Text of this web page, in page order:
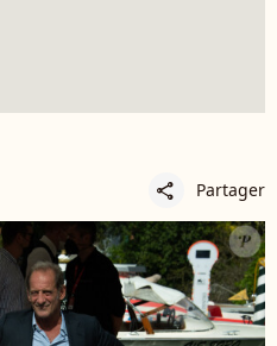
share Partager